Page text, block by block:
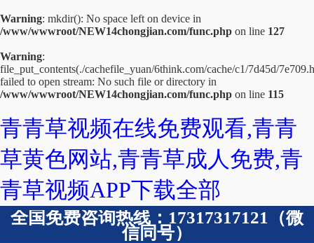
Warning: mkdir(): No space left on device in
/www/wwwroot/NEW14chongjian.com/func.php on line 127
Warning:
file_put_contents(./cachefile_yuan/6think.com/cache/c1/7d45d/
failed to open stream: No such file or directory in
/www/wwwroot/NEW14chongjian.com/func.php on line 115
青青草视频在线免费观看,青青
草黄色网站,青青草成人免费,青
青草视频APP下载全部
全国免费咨询热线：17317317121（微
信同号）